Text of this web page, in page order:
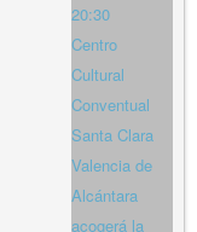
20:30
Centro
Cultural
Conventual
Santa Clara
Valencia de
Alcántara
acogerá la